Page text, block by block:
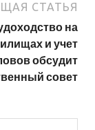
СТАТЬЯ
на
и учет
обсудит
совет